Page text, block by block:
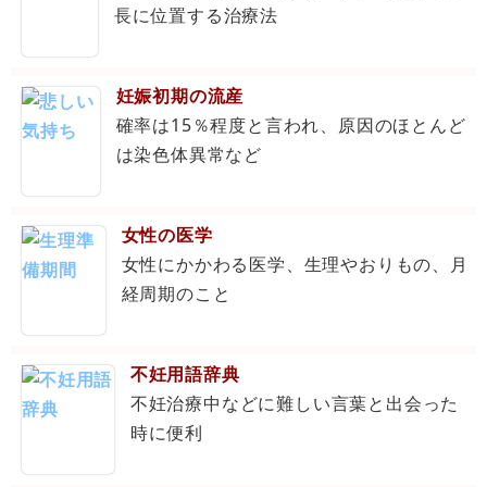
長に位置する治療法
妊娠初期の流産
確率は15％程度と言われ、原因のほとんど
は染色体異常など
女性の医学
女性にかかわる医学、生理やおりもの、月
経周期のこと
不妊用語辞典
不妊治療中などに難しい言葉と出会った
時に便利